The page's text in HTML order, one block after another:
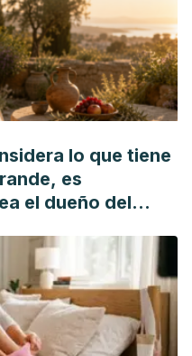
lo que tiene
es
el dueño del